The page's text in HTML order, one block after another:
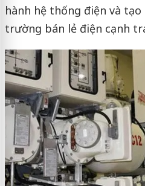
hành hệ thống điện và
trường bán lẻ điện cạnh